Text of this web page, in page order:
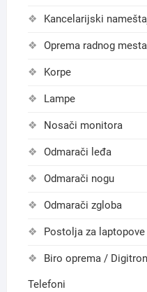
Kancelarijski
Oprema radnog mesta
Korpe
Lampe
Nosači monitora
Odmarači leđa
Odmarači nogu
Odmarači zgloba
Postolja za laptopove
Biro oprema /
Telefoni